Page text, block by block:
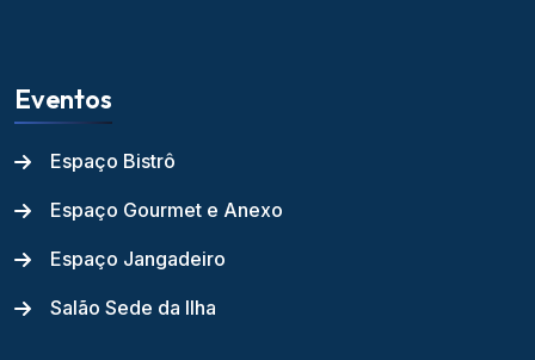
Eventos
Espaço Bistrô
Espaço Gourmet e Anexo
Espaço Jangadeiro
Salão Sede da Ilha